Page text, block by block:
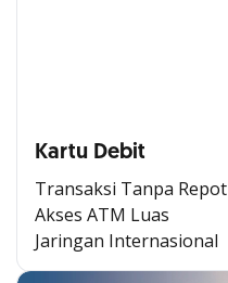
Kartu Debit
Transaksi Tanpa Repot
Akses ATM Luas
Jaringan Internasional